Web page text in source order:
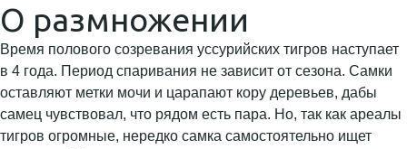
О размножении
Время полового созревания уссурийских тигров наступает
в 4 года. Период спаривания не зависит от сезона. Самки
оставляют метки мочи и царапают кору деревьев, дабы
самец чувствовал, что рядом есть пара. Но, так как ареалы
тигров огромные, нередко самка самостоятельно ищет